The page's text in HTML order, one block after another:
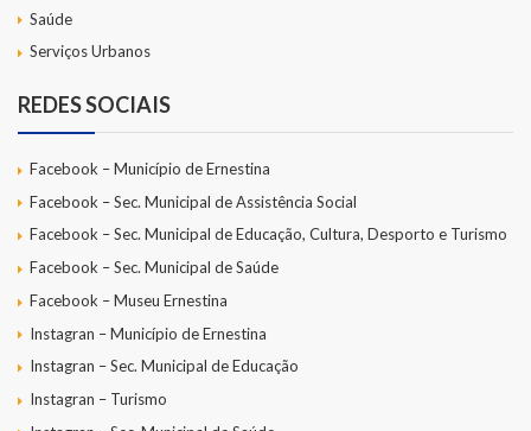
Saúde
Serviços Urbanos
REDES SOCIAIS
Facebook – Município de Ernestina
Facebook – Sec. Municipal de Assistência Social
Facebook – Sec. Municipal de Educação, Cultura, Desporto e Turismo
Facebook – Sec. Municipal de Saúde
Facebook – Museu Ernestina
Instagran – Município de Ernestina
Instagran – Sec. Municipal de Educação
Instagran – Turismo